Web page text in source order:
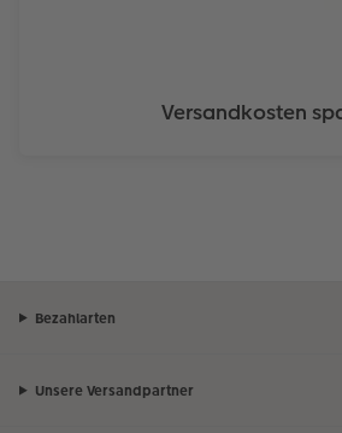
Versandkosten
Bezahlarten
Unsere Versandpartner